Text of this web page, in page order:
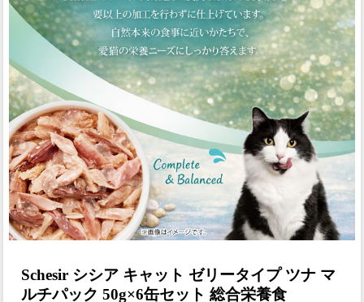
Schesir シシア キャット ゼリータイプ ツナ マ
ルチパック 50g×6缶セット 総合栄養食